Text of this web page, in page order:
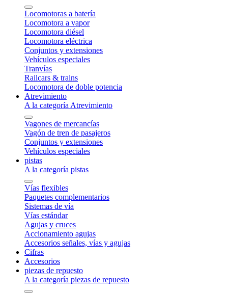
Locomotoras a batería
Locomotora a vapor
Locomotora diésel
Locomotora eléctrica
Conjuntos y extensiones
Vehículos especiales
Tranvías
Railcars & trains
Locomotora de doble potencia
Atrevimiento
A la categoría Atrevimiento
Vagones de mercancías
Vagón de tren de pasajeros
Conjuntos y extensiones
Vehículos especiales
pistas
A la categoría pistas
Vías flexibles
Paquetes complementarios
Sistemas de vía
Vías estándar
Agujas y cruces
Accionamiento agujas
Accesorios señales, vías y agujas
Cifras
Accesorios
piezas de repuesto
A la categoría piezas de repuesto